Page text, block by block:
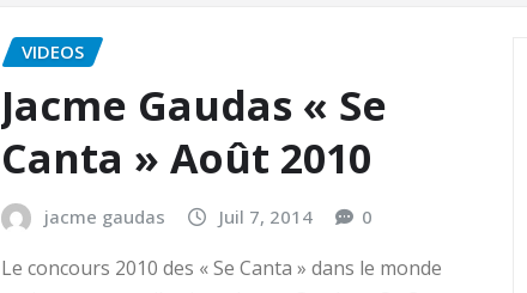
VIDEOS
Jacme Gaudas « Se
Canta » Août 2010
jacme gaudas Juil 7, 2014 0
Le concours 2010 des « Se Canta » dans le monde